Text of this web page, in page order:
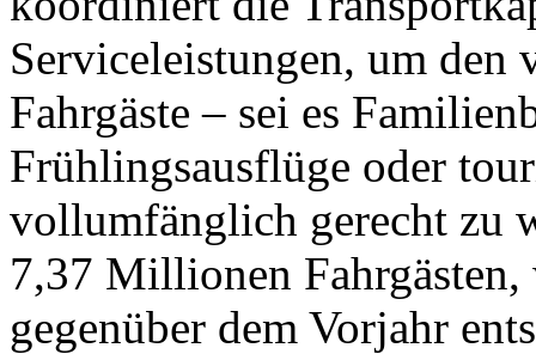
Serviceleistungen, um den
Fahrgäste – sei es
Frühlingsausflüge oder
vollumfänglich gerecht zu
7,37 Millionen
gegenüber dem Vorjahr